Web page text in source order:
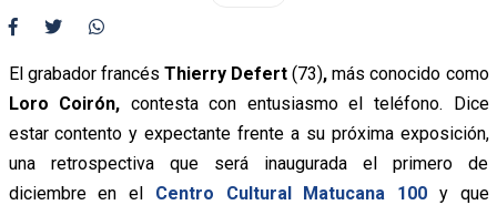
El grabador francés Thierry Defert(73), más conocido como
Loro Coirón, contesta con entusiasmo el teléfono. Dice
estar contento y expectante frente a su próxima exposición,
una retrospectiva que será inaugurada el primero de
diciembre en el Centro Cultural Matucana 100 y que